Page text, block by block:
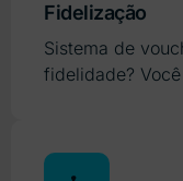
Fidelização
Sistema de
fidelidade?